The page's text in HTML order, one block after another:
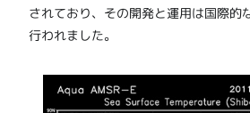
されており、その開発と運用は国際的
行われました。